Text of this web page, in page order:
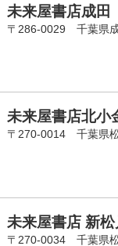
未来屋書店成田
〒286-0029 千葉県
未来屋書店北小
〒270-0014 千葉県
未来屋書店 新松
〒270-0034 千葉県